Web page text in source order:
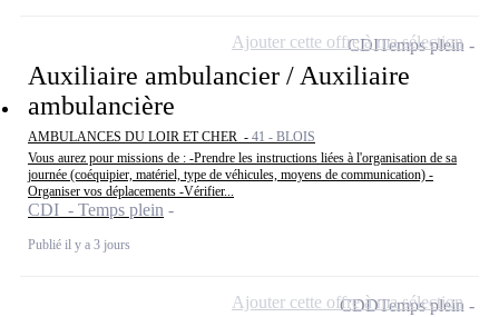
Auxiliaire ambulancier / Auxiliaire
ambulancière
AMBULANCES DU LOIR ET CHER - 41 - BLOIS
Vous aurez pour missions de : -Prendre les instructions liées à l'organisation de sa
journée (coéquipier, matériel, type de véhicules, moyens de communication) -
Organiser vos déplacements -Vérifier...
CDI - Temps plein
Publié il y a 3 jours
CDITemps plein
Ajouter cette offre à ma sélection
CDDTemps plein
Ajouter cette offre à ma sélection